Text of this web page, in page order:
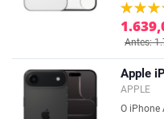
Antes:
Apple
APPLE
O iPhone